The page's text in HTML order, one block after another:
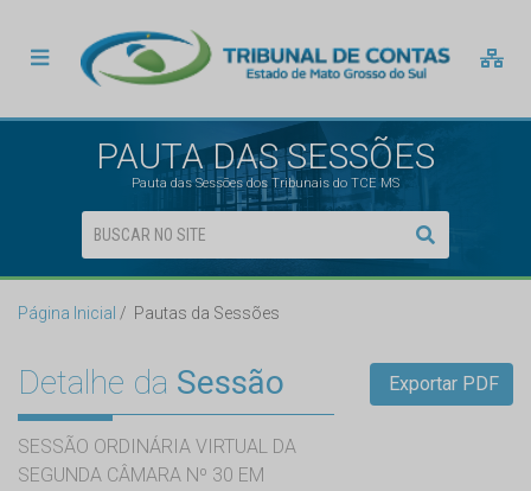
PAUTA DAS SESSÕES
Pauta das Sessões dos Tribunais do TCE MS
Página Inicial Pautas da Sessões
Detalhe da Sessão
SESSÃO ORDINÁRIA VIRTUAL DA
SEGUNDA CÂMARA Nº 30 EM
Exportar PDF